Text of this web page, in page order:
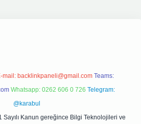
mail: backlinkpaneli@gmail.com Teams:
Whatsapp: 0262 606 0 726 Telegram:
@karabul
Sayılı Kanun gereğince Bilgi Teknolojileri ve